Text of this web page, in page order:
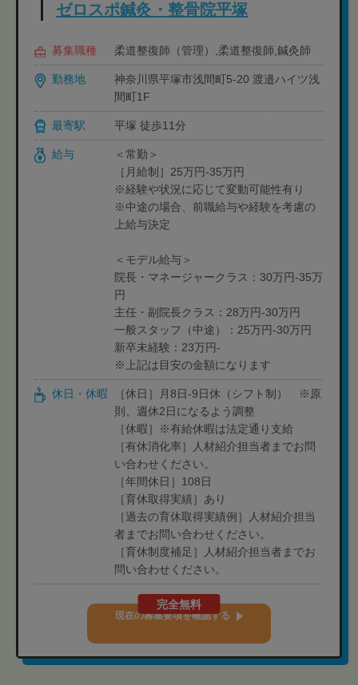
ゼロスポ鍼灸・整骨院平塚
募集職種 柔道整復師（管理）,柔道整復師,鍼灸師
勤務地
神奈川県平塚市浅間町5-20 渡邉ハイツ浅
間町1F
最寄駅 平塚 徒歩11分
給与
＜常勤＞
［月給制］25万円-35万円
※経験や状況に応じて変動可能性有り
※中途の場合、前職給与や経験を考慮の
上給与決定
＜モデル給与＞
院長・マネージャークラス：30万円-35万
円
主任・副院長クラス：28万円-30万円
一般スタッフ（中途）：25万円-30万円
新卒未経験：23万円-
※上記は目安の金額になります
休日・休暇
［休日］月8日-9日休（シフト制） ※原
則、週休2日になるよう調整
［休暇］※有給休暇は法定通り支給
［有休消化率］人材紹介担当者までお問
い合わせください。
［年間休日］108日
［育休取得実績］あり
［過去の育休取得実績例］人材紹介担当
者までお問い合わせください。
［育休制度補足］人材紹介担当者までお
問い合わせください。
完全無料
現在の募集要項を確認する